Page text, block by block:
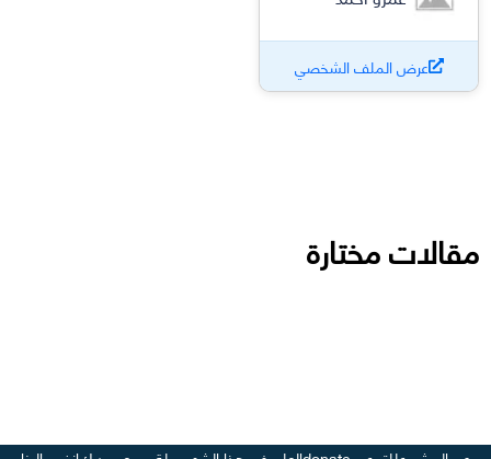
عرض الملف الشخصي
مقالات مختارة